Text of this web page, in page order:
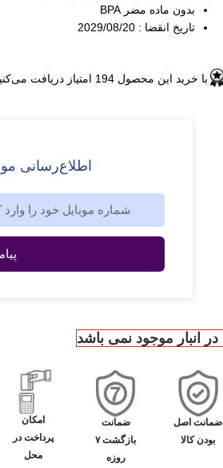
بدون ماده مضر BPA
تاریخ انقضا : 2029/08/20
با خرید این محصول 194 امتیاز دریافت
اطلاع‌رسانی
در انبار موجود نمی باشد
ضمانت اصل
بودن کالا
ضمانت
بازگشت ۷
روزه
امکان
پرداخت در
محل